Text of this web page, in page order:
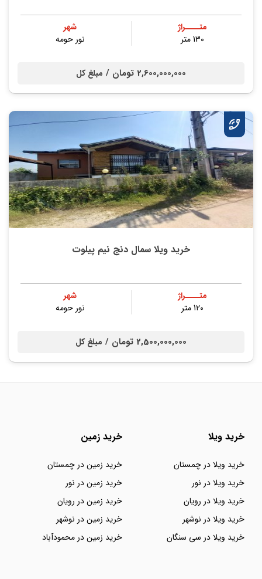
متــــراژ
130 متر
شهر
نور حومه
2,600,000,000 تومان / مبلغ کل
خرید ویلا سمال دنج نیم پیلوت
متــــراژ
120 متر
شهر
نور حومه
2,500,000,000 تومان / مبلغ کل
خرید ویلا
خرید ویلا در چمستان
خرید ویلا در نور
خرید ویلا در رویان
خرید ویلا در نوشهر
خرید ویلا در سی سنگان
خرید زمین
خرید زمین در چمستان
خرید زمین در نور
خرید زمین در رویان
خرید زمین در نوشهر
خرید زمین در محمودآباد